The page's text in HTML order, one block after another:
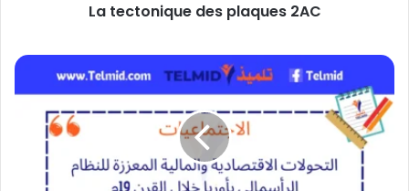
La tectonique des plaques 2AC
التحولات
الاقتصادية
والمالية
المعززة
للنظام
الرأسمالي